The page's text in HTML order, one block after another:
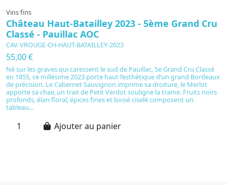
Vins fins
Château Haut-Batailley 2023 - 5ème Grand Cru
Classé - Pauillac AOC
CAV-VROUGE-CH-HAUT-BATAILLEY-2023
55,00 €
Né sur les graves qui caressent le sud de Pauillac, 5e Grand Cru Classé
en 1855, ce millésime 2023 porte haut l’esthétique d’un grand Bordeaux
de précision. Le Cabernet Sauvignon imprime sa droiture, le Merlot
apporte sa chair, un trait de Petit Verdot souligne la trame. Fruits noirs
profonds, élan floral, épices fines et boisé ciselé composent un
tableau...
Ajouter au panier